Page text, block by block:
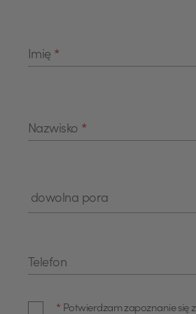
Imię *
Nazwisko *
Telefon
* Potwierdzam zapoznanie się